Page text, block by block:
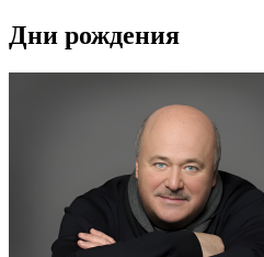
Дни рождения